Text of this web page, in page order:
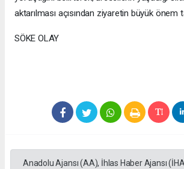
aktarılması açısından ziyaretin büyük önem
SÖKE OLAY
Anadolu Ajansı (AA), İhlas Haber Ajansı